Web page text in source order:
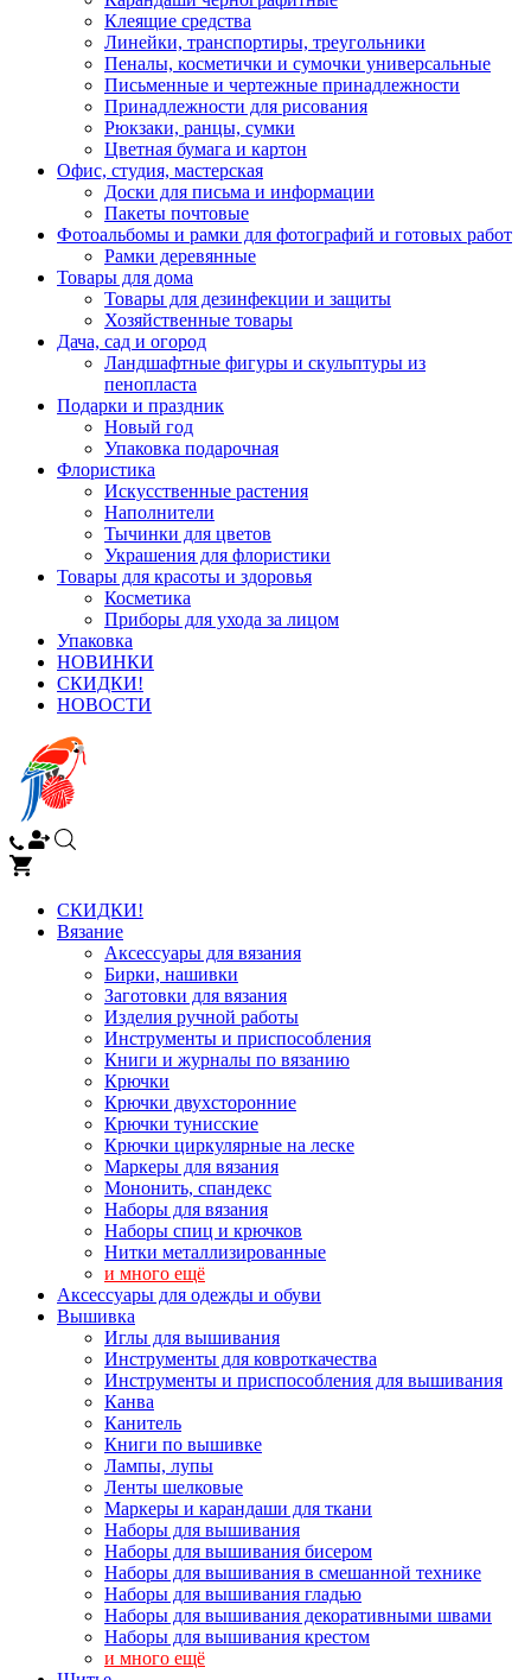
Клеящие средства
Линейки, транспортиры, треугольники
Пеналы, косметички и сумочки универсальные
Письменные и чертежные принадлежности
Принадлежности для рисования
Рюкзаки, ранцы, сумки
Цветная бумага и картон
Офис, студия, мастерская
Доски для письма и информации
Пакеты почтовые
Фотоальбомы и рамки для фотографий и готовых работ
Рамки деревянные
Товары для дома
Товары для дезинфекции и защиты
Хозяйственные товары
Дача, сад и огород
Ландшафтные фигуры и скульптуры из
пенопласта
Подарки и праздник
Новый год
Упаковка подарочная
Флористика
Искусственные растения
Наполнители
Тычинки для цветов
Украшения для флористики
Товары для красоты и здоровья
Косметика
Приборы для ухода за лицом
Упаковка
НОВИНКИ
СКИДКИ!
НОВОСТИ
СКИДКИ!
Вязание
Аксессуары для вязания
Бирки, нашивки
Заготовки для вязания
Изделия ручной работы
Инструменты и приспособления
Книги и журналы по вязанию
Крючки
Крючки двухсторонние
Крючки тунисские
Крючки циркулярные на леске
Маркеры для вязания
Мононить, спандекс
Наборы для вязания
Наборы спиц и крючков
Нитки металлизированные
и много ещё
Аксессуары для одежды и обуви
Вышивка
Иглы для вышивания
Инструменты для ковроткачества
Инструменты и приспособления для вышивания
Канва
Канитель
Книги по вышивке
Лампы, лупы
Ленты шелковые
Маркеры и карандаши для ткани
Наборы для вышивания
Наборы для вышивания бисером
Наборы для вышивания в смешанной технике
Наборы для вышивания гладью
Наборы для вышивания декоративными швами
Наборы для вышивания крестом
и много ещё